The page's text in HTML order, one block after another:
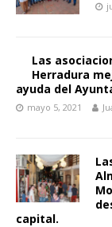
Las
Herradura
ayuda del
mayo 5, 2021
capital.